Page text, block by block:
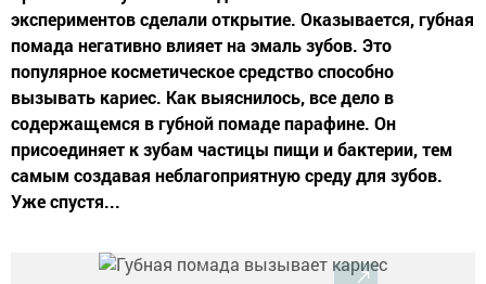
экспериментов сделали открытие. Оказывается, губная
помада негативно влияет на эмаль зубов. Это
популярное косметическое средство способно
вызывать кариес. Как выяснилось, все дело в
содержащемся в губной помаде парафине. Он
присоединяет к зубам частицы пищи и бактерии, тем
самым создавая неблагоприятную среду для зубов.
Уже спустя...